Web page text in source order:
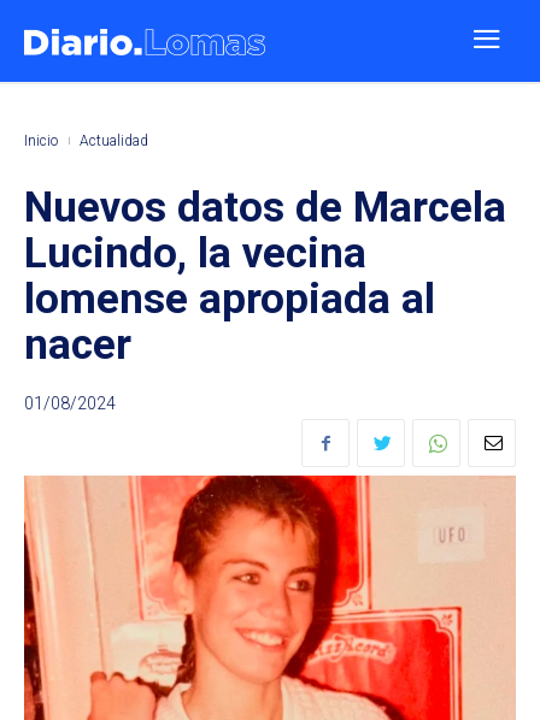
Inicio Actualidad
Nuevos datos de Marcela
Lucindo, la vecina
lomense apropiada al
nacer
01/08/2024